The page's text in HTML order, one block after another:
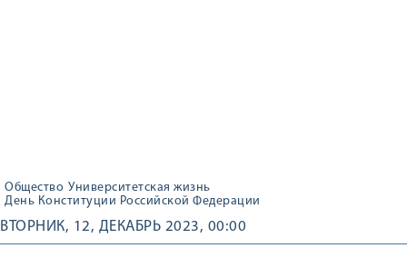
Общество Университетская жизнь
День Конституции Российской Федерации
ВТОРНИК, 12, ДЕКАБРЬ 2023, 00:00